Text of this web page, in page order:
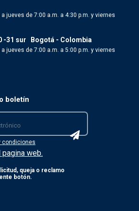
jueves de 7:00 a.m. a 4:30 p.m. y viernes
-31 sur Bogotá - Colombia
jueves de 7:00 a.m. a 5:00 p.m. y viernes
boletín
condiciones
web.
queja o reclamo
botón.